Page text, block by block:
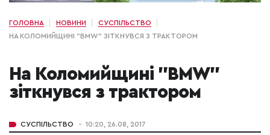
ГОЛОВНА НОВИНИ
СУСПІЛЬСТВО
НА КОЛОМИЙЩИНІ "BMW" ЗІТКНУВСЯ З ТРАКТОРОМ
На Коломийщині "BMW"
зіткнувся з трактором
СУСПІЛЬСТВО 10:20, 26.08, 2017